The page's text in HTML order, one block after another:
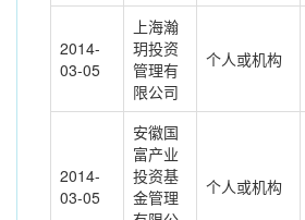
2014-
03-05
上海瀚
玥投资
管理有
限公司
个人或机构
2014-
03-05
安徽国
富产业
投资基
金管理
个人或机构